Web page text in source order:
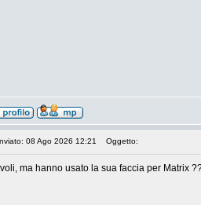
08 Ago 2026 12:21 Oggetto:
ma hanno usato la sua faccia per Matrix